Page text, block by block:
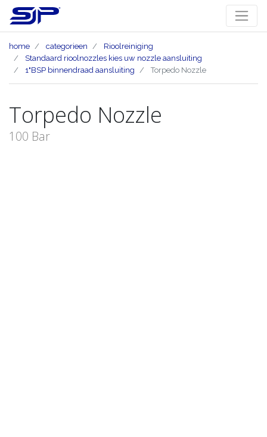
home categorieen
Rioolreiniging
Standaard rioolnozzles kies uw nozzle aansluiting
1"BSP binnendraad aansluiting
Torpedo Nozzle
Torpedo Nozzle
100 Bar